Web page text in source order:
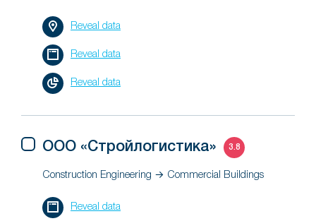
Reveal data
Reveal data
Reveal data
ООО «Стройлогистика» 3.8
Construction Engineering → Commercial Buildings
Reveal data